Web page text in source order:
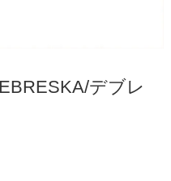
デブレ